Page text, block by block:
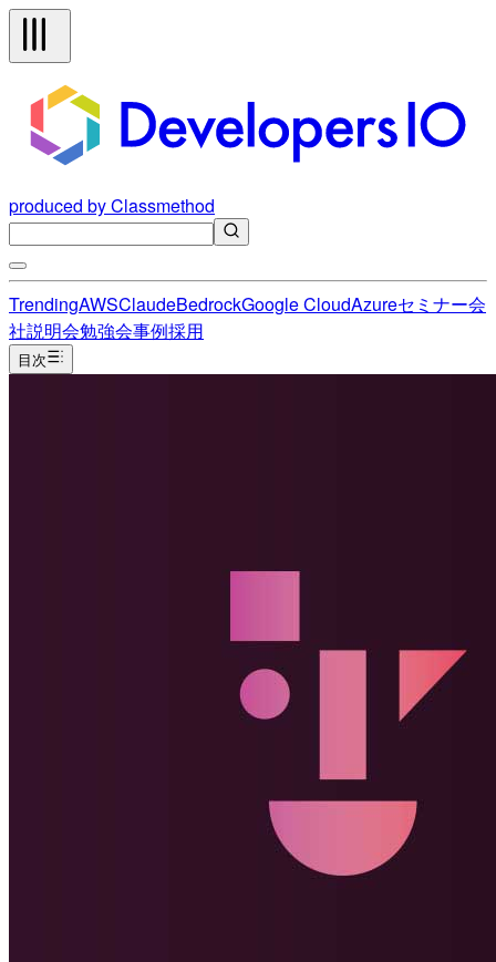
produced by Classmethod
TrendingAWSClaudeBedrockGoogle CloudAzureセミナー会
社説明会勉強会事例採用
目次